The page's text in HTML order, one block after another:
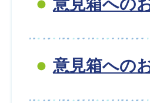
意見箱への
意見箱への